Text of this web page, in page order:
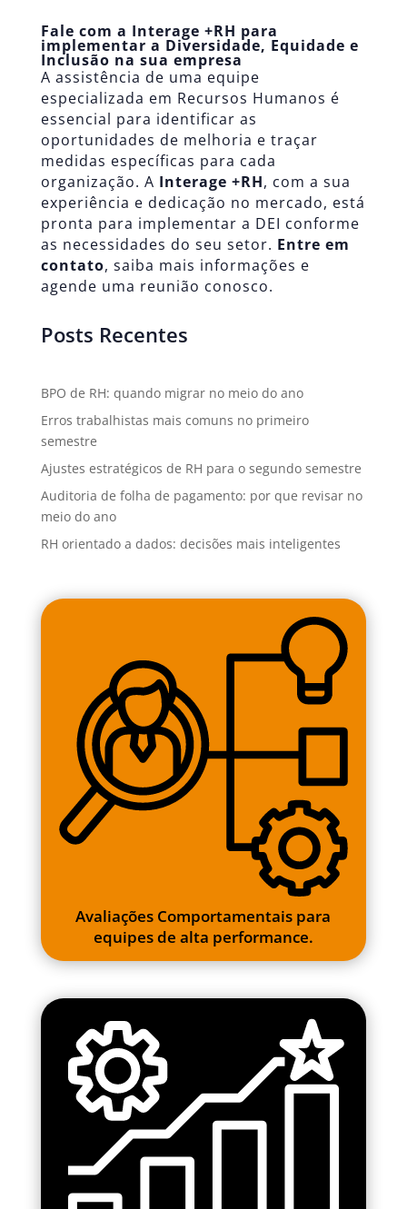
Fale com a Interage +RH para
implementar a Diversidade, Equidade e
Inclusão na sua empresa
A assistência de uma equipe
especializada em Recursos Humanos é
essencial para identificar as
oportunidades de melhoria e traçar
medidas específicas para cada
organização. A Interage +RH, com a sua
experiência e dedicação no mercado, está
pronta para implementar a DEI conforme
as necessidades do seu setor. Entre em
contato, saiba mais informações e
agende uma reunião conosco.
Posts Recentes
BPO de RH: quando migrar no meio do ano
Erros trabalhistas mais comuns no primeiro
semestre
Ajustes estratégicos de RH para o segundo semestre
Auditoria de folha de pagamento: por que revisar no
meio do ano
RH orientado a dados: decisões mais inteligentes
Avaliações Comportamentais para
equipes de alta performance.